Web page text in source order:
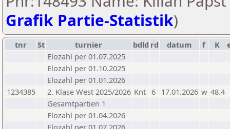
Grafik Partie-Statistik)
tnr St turnier bdld rd datum f K
Elozahl per 01.07.2025
Elozahl per 01.10.2025
Elozahl per 01.01.2026
1234385
2. Klase West 2025/2026 Knt 6 17.01.2026 w 48.4
Gesamtpartien 1
Elozahl per 01.04.2026
Elozahl per 01.07.2026